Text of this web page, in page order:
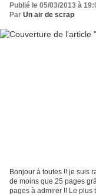
Publié le 05/03/2013 à
Par Un air de scrap
Bonjour à toutes !! je suis
de moins que 25 pages
pages à admirer !! Le plus